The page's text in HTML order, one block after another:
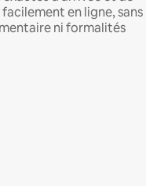
en ligne, sans
ni formalités